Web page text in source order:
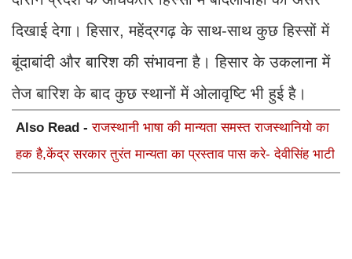
दिखाई देगा। हिसार, महेंद्रगढ़ के साथ-साथ कुछ हिस्सों में
बूंदाबांदी और बारिश की संभावना है। हिसार के उकलाना में
तेज बारिश के बाद कुछ स्थानों में ओलावृ​ष्टि भी हुई है।
Also Read -राजस्थानी भाषा की मान्यता समस्त राजस्थानियो का
हक है,केंद्र सरकार तुरंत मान्यता का प्रस्ताव पास करे- देवीसिंह भाटी